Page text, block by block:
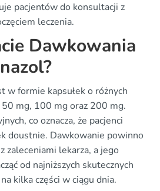
pacjentów do konsultacji z
leczenia.
Dawkowania
w formie kapsułek o różnych
50 mg, 100 mg oraz 200 mg.
co oznacza, że pacjenci
doustnie. Dawkowanie powinno
zaleceniami lekarza, a jego
od najniższych skutecznych
kilka części w ciągu dnia.